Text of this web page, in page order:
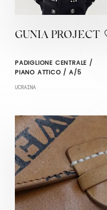
GUNIA PROJECT
PADIGLIONE CENTRALE /
PIANO ATTICO / A/5
UCRAINA